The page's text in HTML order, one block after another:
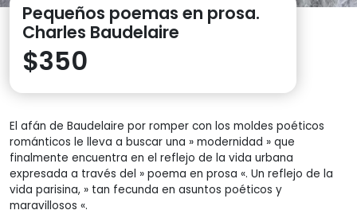
Pequeños poemas en prosa.
Charles Baudelaire
$350
El afán de Baudelaire por romper con los moldes poéticos
románticos le lleva a buscar una » modernidad » que
finalmente encuentra en el reflejo de la vida urbana
expresada a través del » poema en prosa «. Un reflejo de la
vida parisina, » tan fecunda en asuntos poéticos y
maravillosos «.